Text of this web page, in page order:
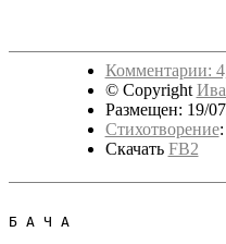
Комментарии:
© Copyright
Размещен: 19/
Стихотворение:
Скачать FB2
Б А Ч А